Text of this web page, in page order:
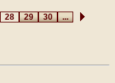
28 2930...